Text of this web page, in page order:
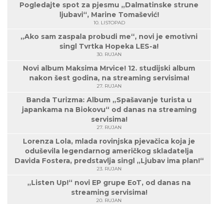
Pogledajte spot za pjesmu „Dalmatinske strune
ljubavi“, Marine Tomašević!
10. LISTOPAD
„Ako sam zaspala probudi me“, novi je emotivni
singl Tvrtka Hopeka LES-a!
30. RUJAN
Novi album Maksima Mrvice! 12. studijski album
nakon šest godina, na streaming servisima!
27. RUJAN
Banda Turizma: Album „Spašavanje turista u
japankama na Biokovu“ od danas na streaming
servisima!
27. RUJAN
Lorenza Lola, mlada rovinjska pjevačica koja je
oduševila legendarnog američkog skladatelja
Davida Fostera, predstavlja singl „Ljubav ima plan!“
23. RUJAN
„Listen Up!“ novi EP grupe EoT, od danas na
streaming servisima!
20. RUJAN